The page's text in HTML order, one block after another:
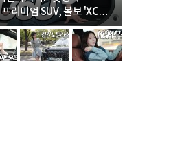
리미엄 SUV, 볼보 'XC60